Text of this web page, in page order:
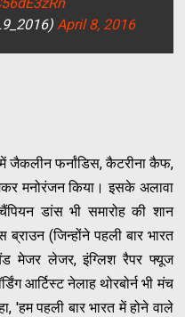
April 8, 2016
जैकलीन फर्नांडिस, कैटरीना कैफ,
मनोरंजन किया। इसके अलावा
डांस भी समारोह की शान
(जिन्होंने पहली बार भारत
मेजर लेजर, इंग्लिश रैपर फ्यूज
आर्टिस्ट नेलाह थोरबोर्न भी मंच
पहली बार भारत में होने वाले